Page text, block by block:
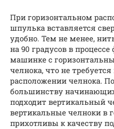
При горизонтальном
шпулька вставляется
удобно. Тем не менее,
на 90 градусов в
машинке с
челнока, что не
расположении челнока.
большинству
подходит вертикальный
вертикальные челноки в
прихотливы к качеству